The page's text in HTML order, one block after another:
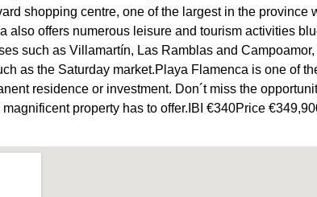
shopping centre, one of the largest in the province
also offers numerous leisure and tourism activities
such as Villamartín, Las Ramblas and
as the Saturday market.Playa Flamenca is one of
residence or investment. Don´t miss the
property has to offer.IBI €340Price